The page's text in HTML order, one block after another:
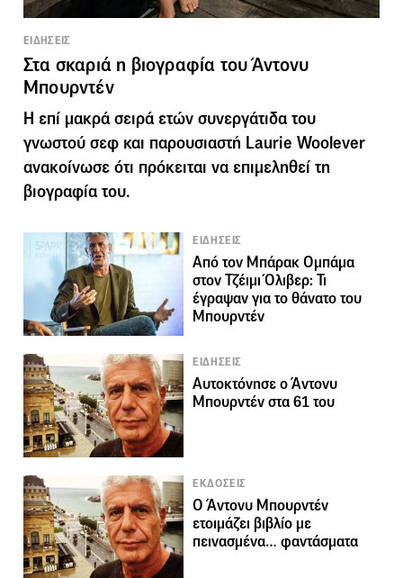
ΕΙΔΗΣΕΙΣ
Στα σκαριά η βιογραφία του Άντονυ
Μπουρντέν
Η επί μακρά σειρά ετών συνεργάτιδα του
γνωστού σεφ και παρουσιαστή Laurie Woolever
ανακοίνωσε ότι πρόκειται να επιμεληθεί τη
βιογραφία του.
ΕΙΔΗΣΕΙΣ
Από τον Μπάρακ Ομπάμα
στον Τζέιμι Όλιβερ: Τι
έγραψαν για το θάνατο του
Μπουρντέν
ΕΙΔΗΣΕΙΣ
Αυτοκτόνησε ο Άντονυ
Μπουρντέν στα 61 του
ΕΚΔΟΣΕΙΣ
Ο Άντονυ Μπουρντέν
ετοιμάζει βιβλίο με
πεινασμένα… φαντάσματα